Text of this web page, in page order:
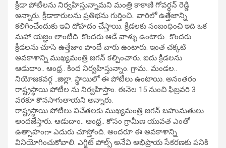
క్రీడా పోటీలను నిర్వహిస్తున్నామని మంత్రి కాకాణి గోవర్ధన్ రెడ్డి
అన్నారు. క్రీడాకారులను ప్రతిభను గుర్తించి.. వారిలో ఉత్తేజాన్ని
కలిగించేందుకు ఇవి దోహదం చేస్తాయి. క్రీడలకు సంబంధించి ఇది ఒక
మహా యజ్ఞం లాంటిది. కొందరు ఆడే వాళ్ళు ఉంటారు.. కొందరు
క్రీడలను చూసి ఉత్తేజాం పొందే వారు ఉంటారు. ఇంత చక్కటి
అవకాశాన్ని ముఖ్యమంత్రి జగన్ కల్పించారు. ఐదు క్రీడలను
ఆడుదాం.. ఆంధ్ర.. కింద నిర్వహిస్తున్నాం. గ్రామ.. మండల..
నియోజకవర్గ ..జిల్లా. స్థాయిలో ఈ పోటీలు ఉంటాయి. అనంతరం
రాష్ట్రస్థాయి పోటీల ను నిర్వహిస్తాం. ఈనెల 15 నుంచి ఫిబ్రవరి 3
వరకూ కొనసాగుతాయని అన్నారు.
రాష్ట్రస్థాయి పోటీలు విచేతలకు ముఖ్యమంత్రి జగన్ బహుమతులు
అందజేస్తారు. ఆడుదాం.. ఆంధ్ర.. కోసం గ్రామీణ యువత ఎంతో
ఉత్సాహంగా ఎదురు చూస్తోంది. అందరూ ఈ అవకాశాన్ని
వినియోగించుకోవాలి. ఎగ్జిట్ పోల్స్ అనేవి అభిప్రాయ సేకరణకు పనికి